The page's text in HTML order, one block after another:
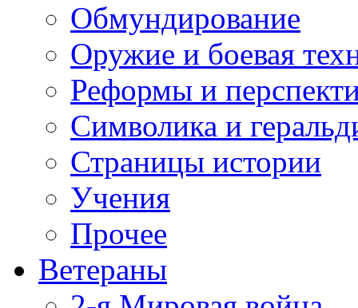
Обмундирование
Оружие и боевая
Реформы и
Символика и
Страницы истории
Учения
Прочее
Ветераны